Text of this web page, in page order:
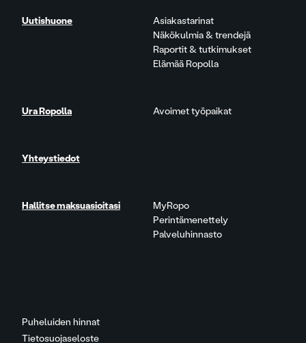
Puheluiden hinnat
Tietosuojaseloste
Uutishuone
Asiakastarinat
Näkökulmia & trendejä
Raportit & tutkimukset
Elämää Ropolla
Ura Ropolla Avoimet työpaikat
Yhteystiedot
Hallitse maksuasioitasi
MyRopo
Perintämenettely
Palveluhinnasto